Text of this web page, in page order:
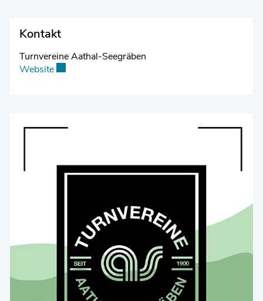
Kontakt
Turnvereine Aathal-Seegräben
WebsiteExterner Link wird in einem neuen Fenster